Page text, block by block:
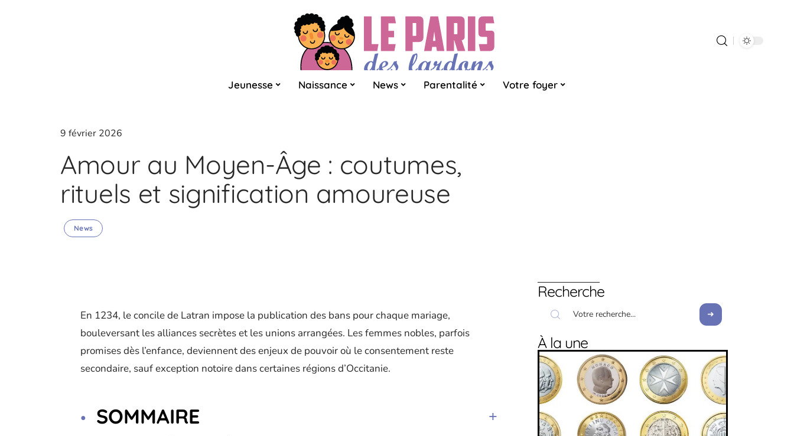
Jeunesse Naissance News Parentalité Votre foyer
9 février 2026
Amour au Moyen-Âge : coutumes,
rituels et signification amoureuse
News
En 1234, le concile de Latran impose la publication des bans pour chaque mariage,
bouleversant les alliances secrètes et les unions arrangées. Les femmes nobles, parfois
promises dès l’enfance, deviennent des enjeux de pouvoir où le consentement reste
secondaire, sauf exception notoire dans certaines régions d’Occitanie.
SOMMAIRE
Recherche
À la une